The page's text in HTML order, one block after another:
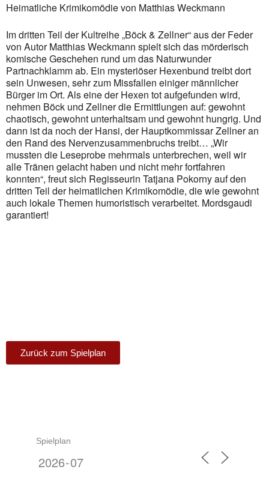
iCalendar
Office 365
Outlook Live
Heimatliche Krimikomödie von Matthias Weckmann
Im dritten Teil der Kultreihe „Böck & Zellner“ aus der Feder
von Autor Matthias Weckmann spielt sich das mörderisch
komische Geschehen rund um das Naturwunder
Partnachklamm ab. Ein mysteriöser Hexenbund treibt dort
sein Unwesen, sehr zum Missfallen einiger männlicher
Bürger im Ort. Als eine der Hexen tot aufgefunden wird,
nehmen Böck und Zellner die Ermittlungen auf: gewohnt
chaotisch, gewohnt unterhaltsam und gewohnt hungrig. Und
dann ist da noch der Hansi, der Hauptkommissar Zellner an
den Rand des Nervenzusammenbruchs treibt… „Wir
mussten die Leseprobe mehrmals unterbrechen, weil wir
alle Tränen gelacht haben und nicht mehr fortfahren
konnten“, freut sich Regisseurin Tatjana Pokorny auf den
dritten Teil der heimatlichen Krimikomödie, die wie gewohnt
auch lokale Themen humoristisch verarbeitet. Mordsgaudi
garantiert!
Zurück zum Spielplan
Spielplan